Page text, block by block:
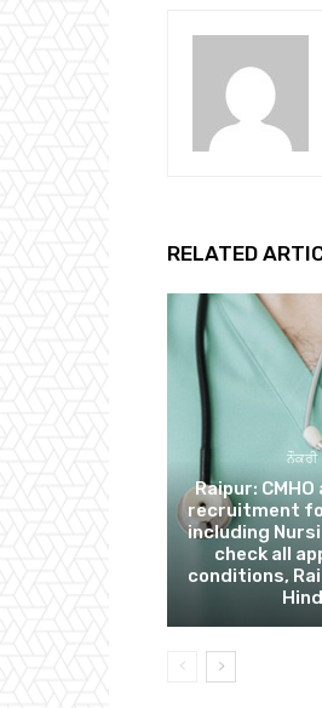
RELATED
ਨੌਕਰੀ
Raipur:
recruitment
including
check all
conditions,